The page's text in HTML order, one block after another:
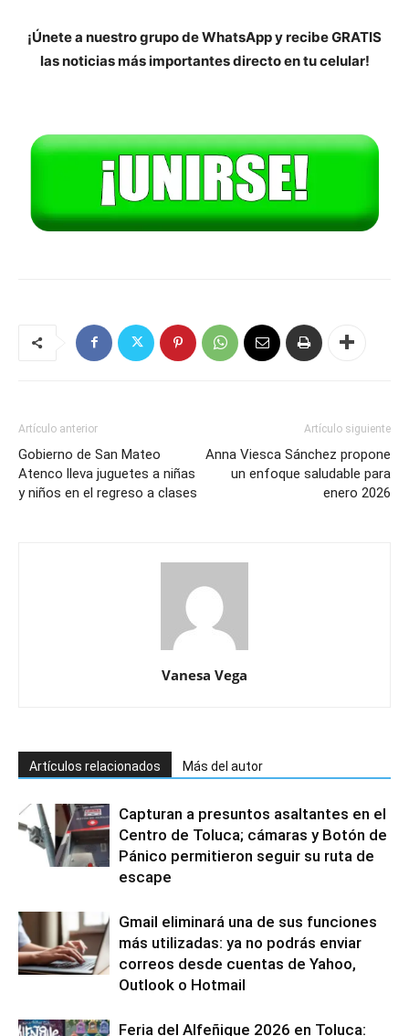
¡Únete a nuestro grupo de WhatsApp y recibe GRATIS
las noticias más importantes directo en tu celular!
Artículo anterior
Gobierno de San Mateo
Atenco lleva juguetes a niñas
y niños en el regreso a clases
Artículo siguiente
Anna Viesca Sánchez propone
un enfoque saludable para
enero 2026
Vanesa Vega
Artículos relacionados Más del autor
Capturan a presuntos asaltantes en el
Centro de Toluca; cámaras y Botón de
Pánico permitieron seguir su ruta de
escape
Gmail eliminará una de sus funciones
más utilizadas: ya no podrás enviar
correos desde cuentas de Yahoo,
Outlook o Hotmail
Feria del Alfeñique 2026 en Toluca: